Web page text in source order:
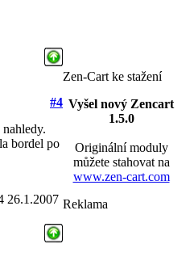
#4
bordel po
26.1.2007
Zen-Cart ke stažení
Vyšel nový Zencart
1.5.0
Originální moduly
můžete stahovat na
www.zen-cart.com
Reklama